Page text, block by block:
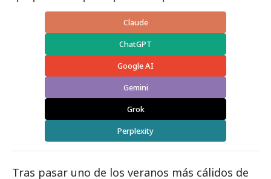
Claude
ChatGPT
Google AI
Gemini
Grok
Perplexity
Tras pasar uno de los veranos más cálidos de